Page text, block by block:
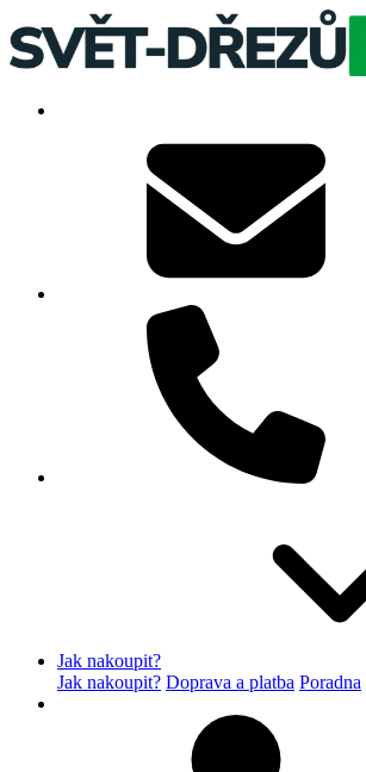
Jak nakoupit?
Jak nakoupit? Doprava a platba Poradna